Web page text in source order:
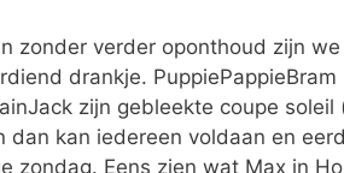
zonder verder oponthoud zijn
drankje.
zijn gebleekte coupe
dan kan iedereen voldaan en
zondag. Eens zien wat Max in